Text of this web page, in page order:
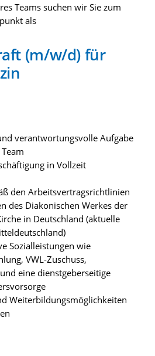
Teams suchen wir Sie zum
als
(m/w/d) für
verantwortungsvolle Aufgabe
in Vollzeit
den Arbeitsvertragsrichtlinien
des Diakonischen Werkes der
in Deutschland (aktuelle
Sozialleistungen wie
VWL-Zuschuss,
eine dienstgeberseitige
Weiterbildungsmöglichkeiten